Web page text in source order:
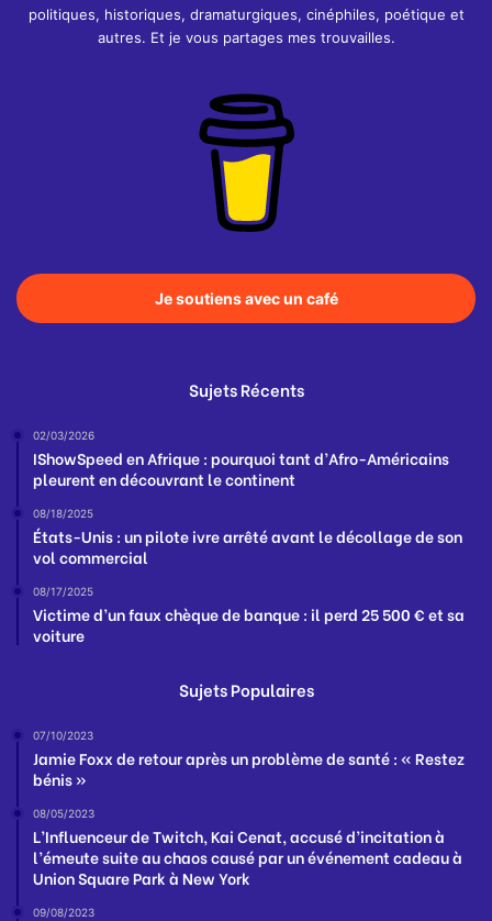
politiques, historiques, dramaturgiques, cinéphiles, poétique et
autres. Et je vous partages mes trouvailles.
Je soutiens avec un café
Sujets Récents
02/03/2026
IShowSpeed en Afrique : pourquoi tant d’Afro-Américains
pleurent en découvrant le continent
08/18/2025
États-Unis : un pilote ivre arrêté avant le décollage de son
vol commercial
08/17/2025
Victime d’un faux chèque de banque : il perd 25 500 € et sa
voiture
Sujets Populaires
07/10/2023
Jamie Foxx de retour après un problème de santé : « Restez
bénis »
08/05/2023
L’Influenceur de Twitch, Kai Cenat, accusé d’incitation à
l’émeute suite au chaos causé par un événement cadeau à
Union Square Park à New York
09/08/2023